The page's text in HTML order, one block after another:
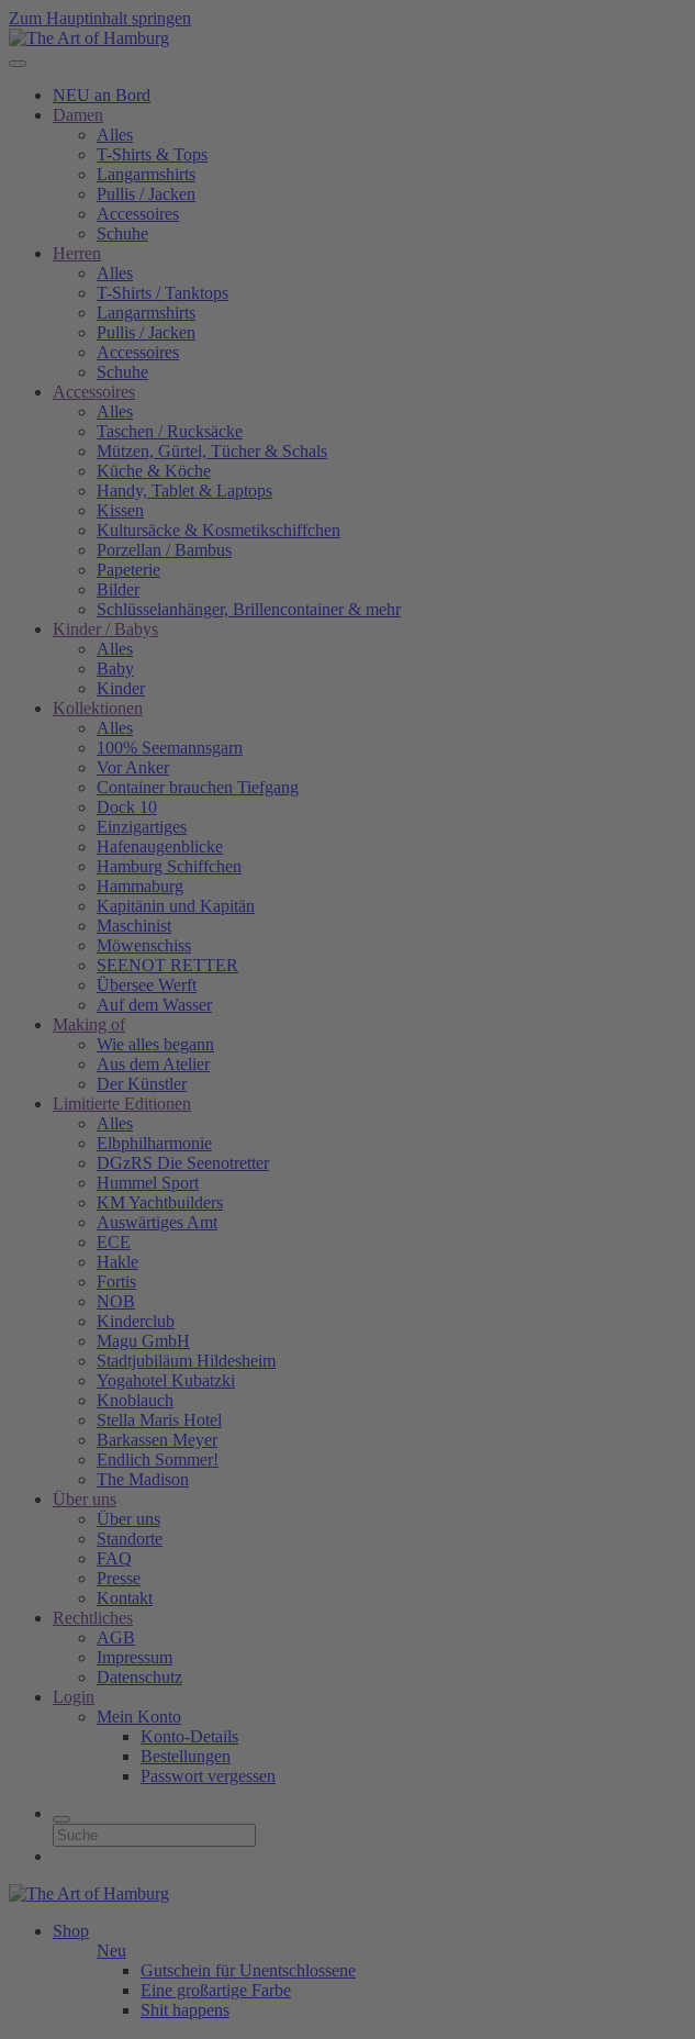
Zum Hauptinhalt springen
NEU an Bord
Damen
Alles
T-Shirts & Tops
Langarmshirts
Pullis / Jacken
Accessoires
Schuhe
Herren
Alles
T-Shirts / Tanktops
Langarmshirts
Pullis / Jacken
Accessoires
Schuhe
Accessoires
Alles
Taschen / Rucksäcke
Mützen, Gürtel, Tücher & Schals
Küche & Köche
Handy, Tablet & Laptops
Kissen
Kultursäcke & Kosmetikschiffchen
Porzellan / Bambus
Papeterie
Bilder
Schlüsselanhänger, Brillencontainer & mehr
Kinder / Babys
Alles
Baby
Kinder
Kollektionen
Alles
100% Seemannsgarn
Vor Anker
Container brauchen Tiefgang
Dock 10
Einzigartiges
Hafenaugen­blicke
Hamburg Schiffchen
Hammaburg
Kapitänin und Kapitän
Maschinist
Möwenschiss
SEENOT RETTER
Übersee Werft
Auf dem Wasser
Making of
Wie alles begann
Aus dem Atelier
Der Künstler
Limitierte Editionen
Alles
Elbphilharmonie
DGzRS Die Seenotretter
Hummel Sport
KM Yachtbuilders
Auswärtiges Amt
ECE
Hakle
Fortis
NOB
Kinderclub
Magu GmbH
Stadtjubiläum Hildesheim
Yogahotel Kubatzki
Knoblauch
Stella Maris Hotel
Barkassen Meyer
Endlich Sommer!
The Madison
Über uns
Über uns
Standorte
FAQ
Presse
Kontakt
Rechtliches
AGB
Impressum
Datenschutz
Login
Mein Konto
Konto-Details
Bestellungen
Passwort vergessen
Shop
Neu
Gutschein für Unentschlossene
Eine großartige Farbe
Shit happens